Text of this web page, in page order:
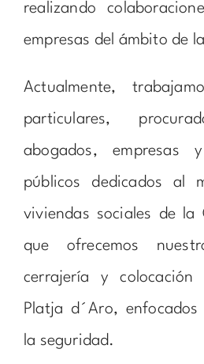
realizando
empresas del ámbito de
Actualmente,
particulares,
abogados, empresas
públicos dedicados al
viviendas sociales de la
que ofrecemos
cerrajería y
Platja d´Aro, enfocados
la seguridad.